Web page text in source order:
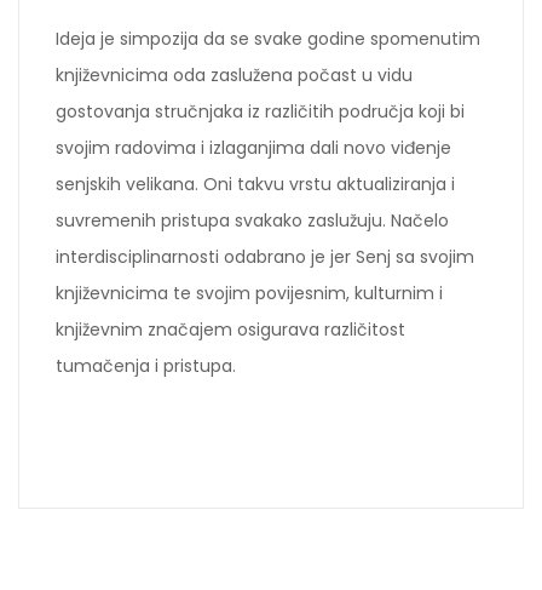
Ideja je simpozija da se svake godine spomenutim
književnicima oda zaslužena počast u vidu
gostovanja stručnjaka iz različitih područja koji bi
svojim radovima i izlaganjima dali novo viđenje
senjskih velikana. Oni takvu vrstu aktualiziranja i
suvremenih pristupa svakako zaslužuju. Načelo
interdisciplinarnosti odabrano je jer Senj sa svojim
književnicima te svojim povijesnim, kulturnim i
književnim značajem osigurava različitost
tumačenja i pristupa.